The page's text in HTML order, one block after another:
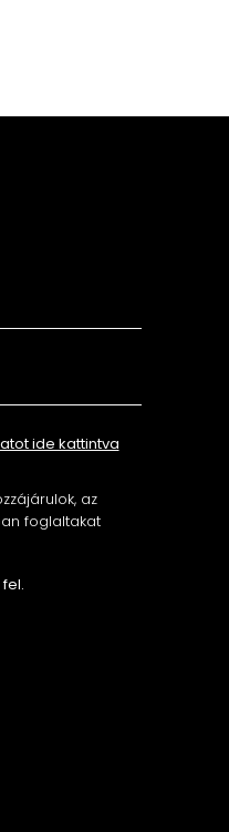
ide kattintva
az